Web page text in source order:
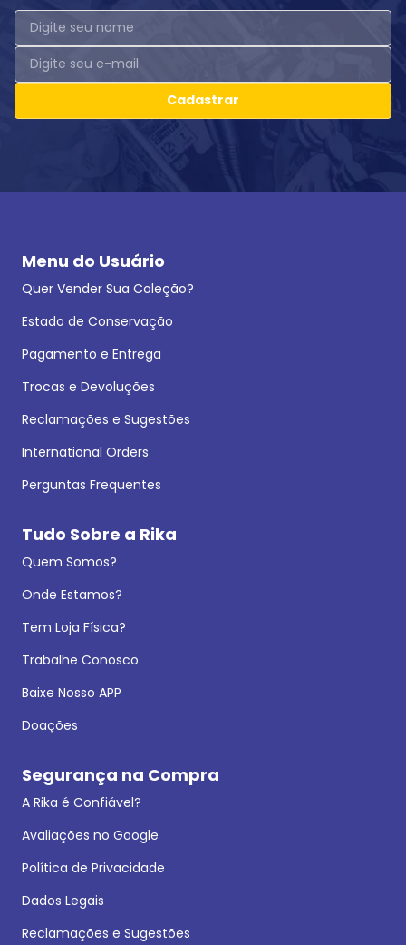
Cadastrar
Menu do Usuário
Quer Vender Sua Coleção?
Estado de Conservação
Pagamento e Entrega
Trocas e Devoluções
Reclamações e Sugestões
International Orders
Perguntas Frequentes
Tudo Sobre a Rika
Quem Somos?
Onde Estamos?
Tem Loja Física?
Trabalhe Conosco
Baixe Nosso APP
Doações
Segurança na Compra
A Rika é Confiável?
Avaliações no Google
Política de Privacidade
Dados Legais
Reclamações e Sugestões